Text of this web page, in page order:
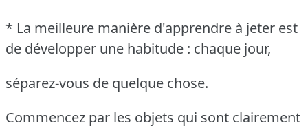
* La meilleure manière d'apprendre à jeter est
de développer une habitude : chaque jour,
séparez-vous de quelque chose.
Commencez par les objets qui sont clairement